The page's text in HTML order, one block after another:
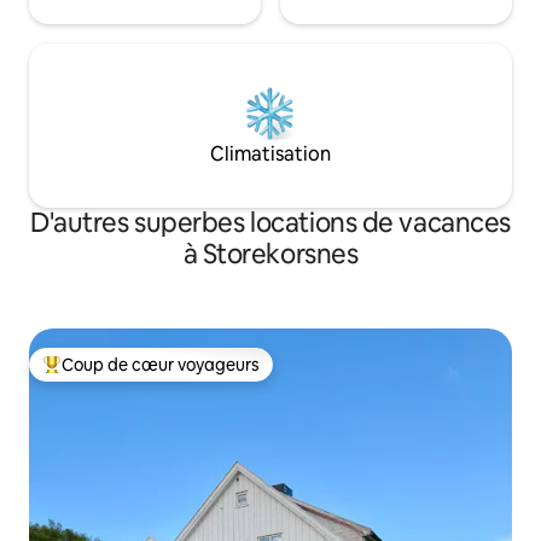
Climatisation
D'autres superbes locations de vacances
à Storekorsnes
Coup de cœur voyageurs parmi les plus aimés
Coup de cœur voyageurs